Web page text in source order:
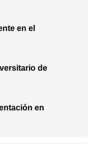
en el
de
en